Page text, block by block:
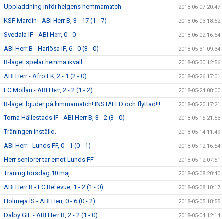
Uppladdning inför helgens hemmamatch 2018-06-07 20:47
KSF Mardin - ABI Herr B, 3 - 17 (1 - 7) 2018-06-03 18:52
Svedala IF - ABI Herr, 0 - 0 2018-06-02 16:54
ABI Herr B - Harlösa IF, 6 - 0 (3 - 0) 2018-05-31 09:34
B-laget spelar hemma ikväll 2018-05-30 12:56
ABI Herr - Afro FK, 2 - 1 (2 - 0) 2018-05-26 17:01
FC Möllan - ABI Herr, 2 - 2 (1 - 2) 2018-05-24 08:00
B-laget bjuder på himmamatch! INSTÄLLD och flyttad!!! 2018-05-20 17:21
Torna Hällestads IF - ABI Herr B, 3 - 2 (3 - 0) 2018-05-15 21:53
Träningen inställd. 2018-05-14 11:49
ABI Herr - Lunds FF, 0 - 1 (0 - 1) 2018-05-12 16:54
Herr seniorer tar emot Lunds FF 2018-05-12 07:51
Träning torsdag 10 maj 2018-05-08 20:40
ABI Herr B - FC Bellevue, 1 - 2 (1 - 0) 2018-05-08 10:17
Holmeja IS - ABI Herr, 0 - 6 (0 - 2) 2018-05-05 18:55
Dalby GIF - ABI Herr B, 2 - 2 (1 - 0) 2018-05-04 12:14